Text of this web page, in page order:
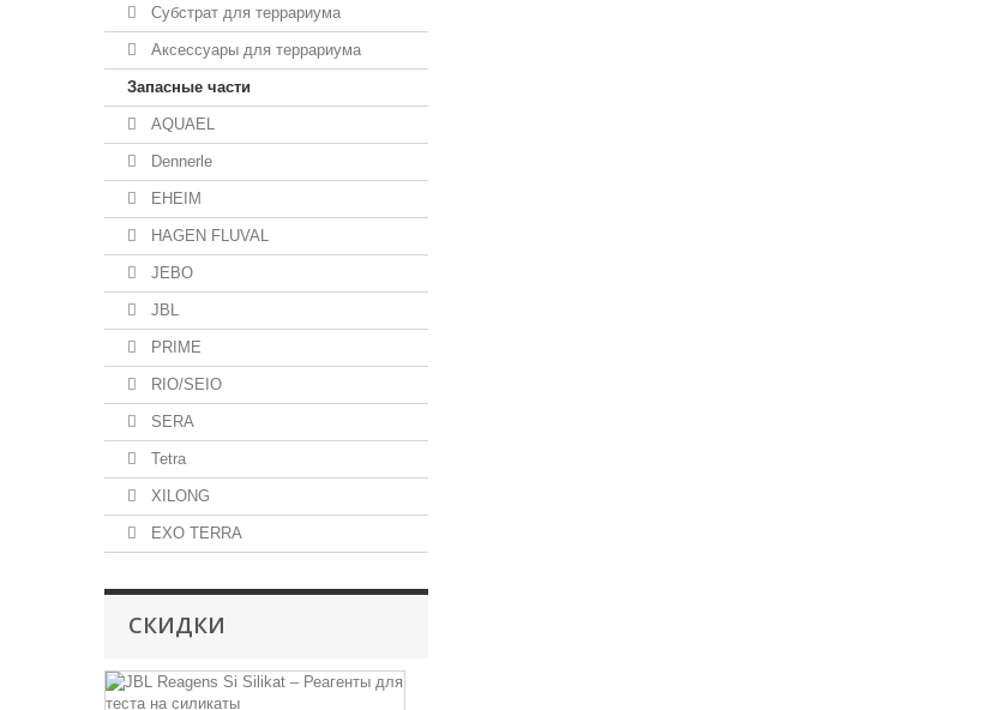
Субстрат для террариума
Аксессуары для террариума
Запасные части
AQUAEL
Dennerle
EHEIM
HAGEN FLUVAL
JEBO
JBL
PRIME
RIO/SEIO
SERA
Tetra
XILONG
EXO TERRA
СКИДКИ